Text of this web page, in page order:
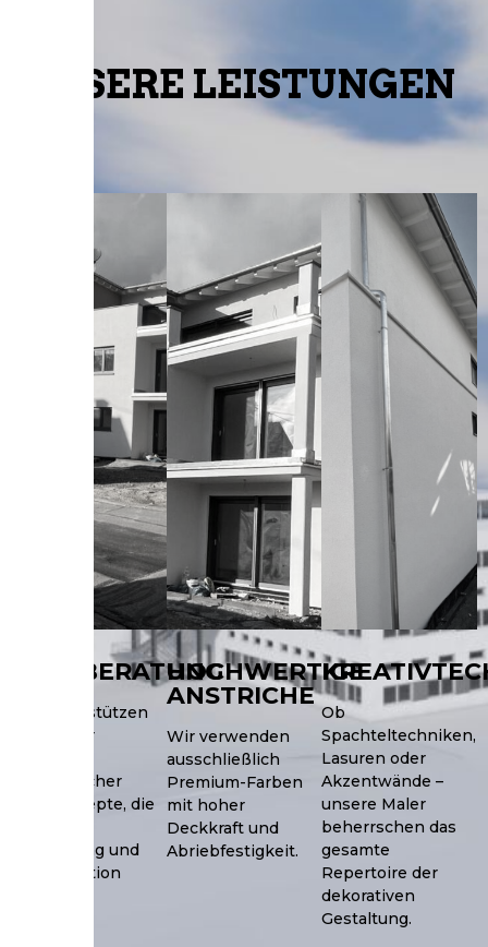
UNSERE LEISTUNGEN
FARBBERATUNG
Wir unterstützen
Sie bei der
harmonischer
Farbkonzepte, die
Einrichtung und
Lichtsituation
HOCHWERTIGE
ANSTRICHE
Wir verwenden
ausschließlich
Premium-Farben
mit hoher
Deckkraft und
Abriebfestigkeit.
Ob
Spachteltechniken,
Lasuren oder
Akzentwände –
unsere Maler
beherrschen das
gesamte
Repertoire der
dekorativen
Gestaltung.